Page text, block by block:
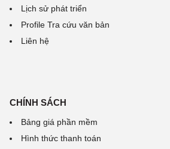
Lịch sử phát triển
Profile Tra cứu văn bản
Liên hệ
CHÍNH SÁCH
Bảng giá phần mềm
Hình thức thanh toán